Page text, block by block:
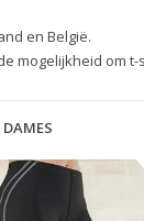
en België.
mogelijkheid om
DAMES